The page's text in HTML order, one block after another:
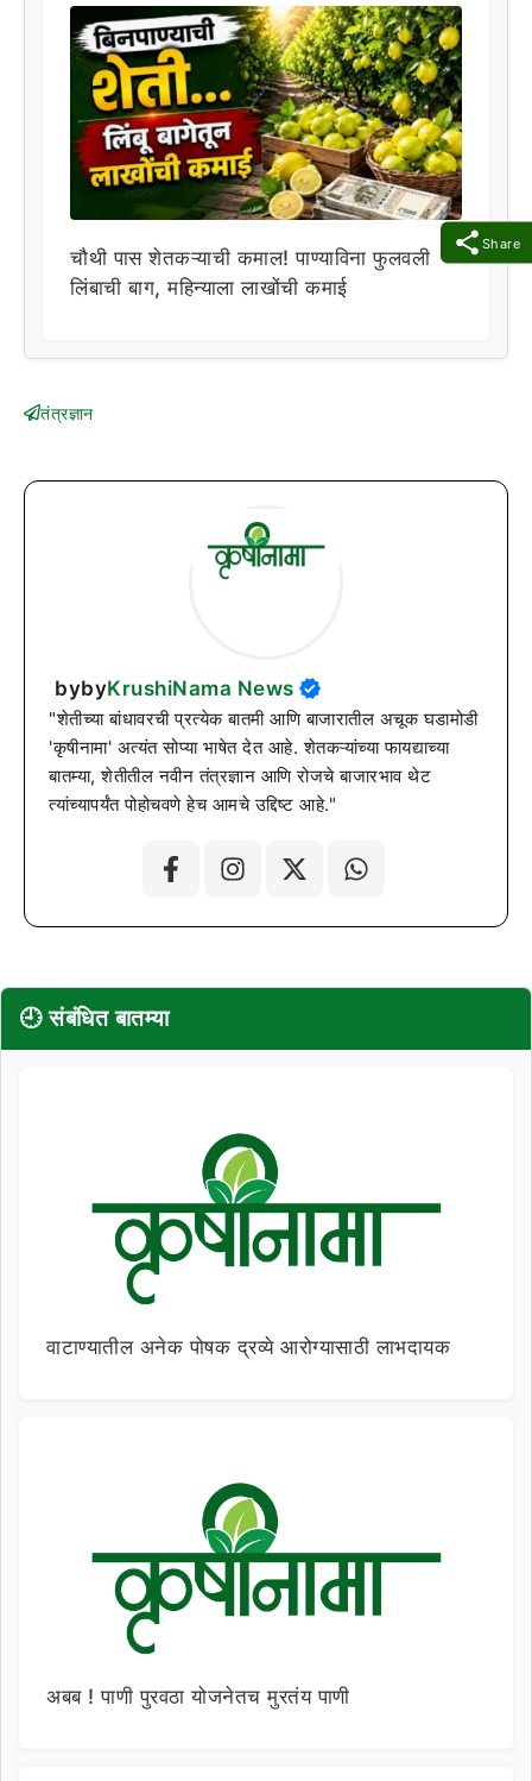
Share
चौथी पास शेतकऱ्याची कमाल! पाण्याविना फुलवली
लिंबाची बाग, महिन्याला लाखोंची कमाई
तंत्रज्ञान
bybyKrushiNama News
"शेतीच्या बांधावरची प्रत्येक बातमी आणि बाजारातील अचूक घडामोडी
'कृषीनामा' अत्यंत सोप्या भाषेत देत आहे. शेतकऱ्यांच्या फायद्याच्या
बातम्या, शेतीतील नवीन तंत्रज्ञान आणि रोजचे बाजारभाव थेट
त्यांच्यापर्यंत पोहोचवणे हेच आमचे उद्दिष्ट आहे."
🕘 संबंधित बातम्या
वाटाण्यातील अनेक पोषक द्रव्ये आरोग्यासाठी लाभदायक
अबब ! पाणी पुरवठा योजनेतच मुरतंय पाणी